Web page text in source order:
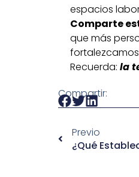
espacios
Comparte
que más
Recuerda: la
Compartir:
Previo